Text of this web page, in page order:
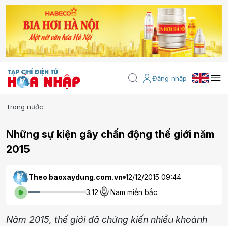
Đăng nhập
Trong nước
Những sự kiện gây chấn động thế giới năm
2015
Theo baoxaydung.com.vn 12/12/2015 09:44
3:12
Nam miền bắc
Năm 2015, thế giới đã chứng kiến nhiều khoảnh